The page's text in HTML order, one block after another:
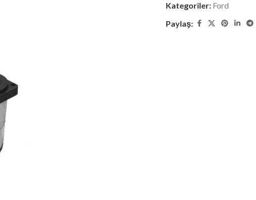
Kategoriler: Ford
Paylaş: